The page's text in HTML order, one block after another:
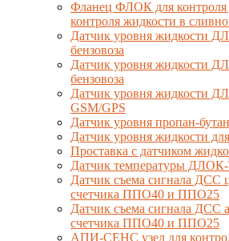
Фланец ФЛОК для контроля
контроля жидкости в
Датчик уровня жидкости
бензовоза
Датчик уровня жидкости
бензовоза
Датчик уровня жидкости
GSM/GPS
Датчик уровня пропан-
Датчик уровня жидкости
Проставка с датчиком
Датчик температуры
Датчик съема сигнала ДСС
счетчика ППО40 и ППО25
Датчик съема сигнала ДСС
счетчика ППО40 и ППО25
АПИ-СЕНС узел для